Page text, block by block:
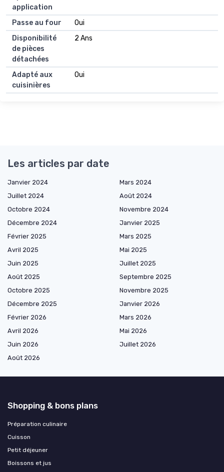
application
Passe au four
Oui
Disponibilité
de pièces
détachées
2 Ans
Adapté aux
cuisinières
Oui
Les articles par date
Janvier 2024
Mars 2024
Juillet 2024
Août 2024
Octobre 2024
Novembre 2024
Décembre 2024
Janvier 2025
Février 2025
Mars 2025
Avril 2025
Mai 2025
Juin 2025
Juillet 2025
Août 2025
Septembre 2025
Octobre 2025
Novembre 2025
Décembre 2025
Janvier 2026
Février 2026
Mars 2026
Avril 2026
Mai 2026
Juin 2026
Juillet 2026
Août 2026
Shopping & bons plans
Préparation culinaire
Cuisson
Petit déjeuner
Boissons et jus